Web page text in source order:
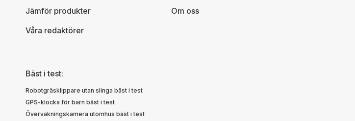
Jämför produkter
Våra redaktörer
Om oss
Bäst i test:
Robotgräsklippare utan slinga bäst i test
GPS-klocka för barn bäst i test
Övervakningskamera utomhus bäst i test